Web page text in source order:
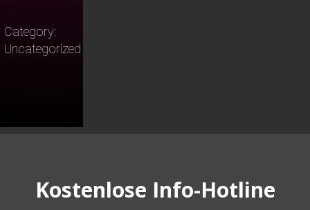
18.12.2026
The
Lakeside
quantity
Category:
Uncategorized
Kostenlose Info-Hotline